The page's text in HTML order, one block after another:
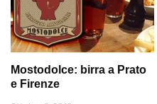
Mostodolce: birra a Prato
e Firenze